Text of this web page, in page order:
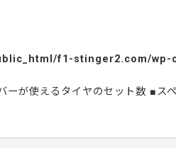
f1-stinger2.com/
が使えるタイヤのセット数 ■